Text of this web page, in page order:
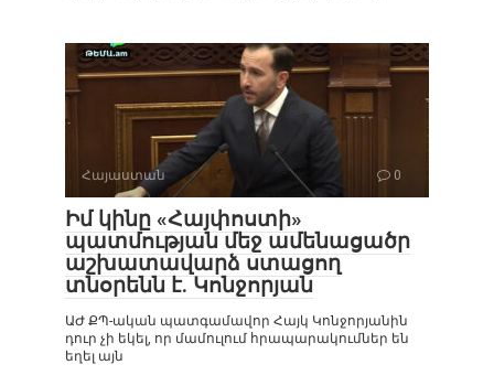
Հայաստան 0
Իմ կինը «Հայփոստի»
պատմության մեջ ամենացածր
աշխատավարձ ստացող
տնօրենն է. Կոնջորյան
ԱԺ ՔՊ-ական պատգամավոր Հայկ Կոնջորյանին
դուր չի եկել, որ մամուլում հրապարակումներ են
եղել այն